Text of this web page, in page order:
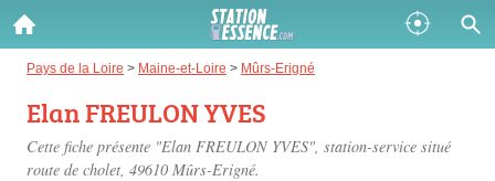
Pays de la Loire > Maine-et-Loire > Mûrs-Erigné
Elan FREULON YVES
Cette fiche présente "Elan FREULON YVES", station-service situé
route de cholet, 49610 Mûrs-Erigné.
Gazole :
Disponible
SP 98 :